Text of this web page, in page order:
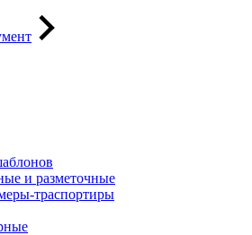
и разметочные
траспортиры